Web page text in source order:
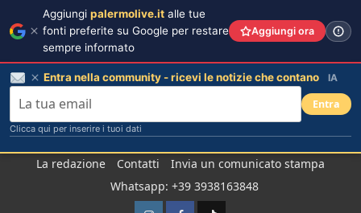
La redazione Contatti
Invia un comunicato stampa
Whatsapp: +39 3938163848
Aggiungi palermolive.it alle tue
fonti preferite su Google per restare
sempre informato
Aggiungi ora
Entra nella community - ricevi le notizie che contano IA
Entra
Clicca qui per inserire i tuoi dati